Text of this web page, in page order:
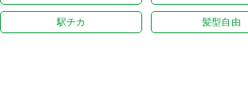
駅チカ 髪型自由